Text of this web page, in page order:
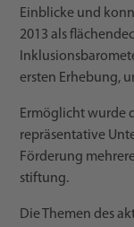
Einblicke und
2013 als
ersten Erhebung,
Ermöglicht wurde
repräsentative
Förderung
stiftung.
Die Themen des